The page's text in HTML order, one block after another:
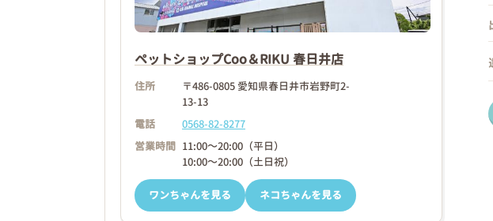
ペットショップCoo＆RIKU 春日井店
住所
〒486-0805 愛知県春日井市岩野町2-
13-13
電話
0568-82-8277
営業時間 11:00～20:00（平日）
10:00～20:00（土日祝）
ワンちゃんを見る ネコちゃんを見る